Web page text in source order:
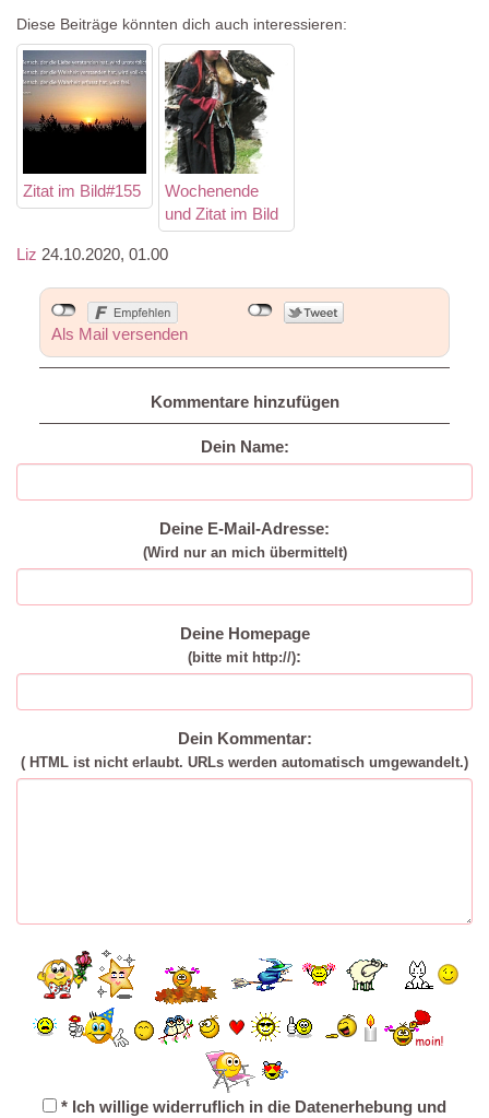
Diese Beiträge könnten dich auch interessieren:
Zitat im Bild#155
Wochenende
und Zitat im Bild
Liz 24.10.2020, 01.00
Als Mail versenden
Kommentare hinzufügen
Dein Name:
Deine E-Mail-Adresse:
(Wird nur an mich übermittelt)
Deine Homepage
(bitte mit http://):
Dein Kommentar:
( HTML ist nichterlaubt. URLs werden automatisch umgewandelt.)
* Ich willige widerruflich in die Datenerhebung und